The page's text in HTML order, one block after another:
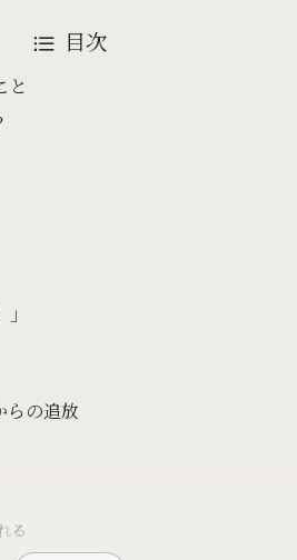
目次
と
らの追放
る